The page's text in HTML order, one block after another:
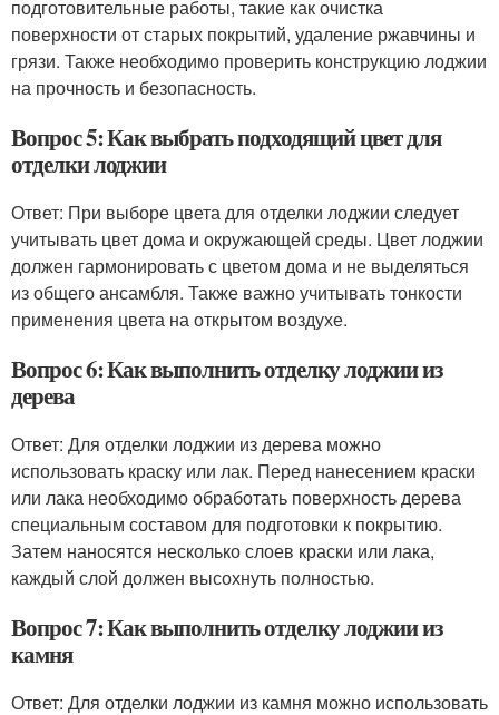
подготовительные работы, такие как очистка
поверхности от старых покрытий, удаление ржавчины и
грязи. Также необходимо проверить конструкцию лоджии
на прочность и безопасность.
Вопрос 5: Как выбрать подходящий цвет для
отделки лоджии
Ответ: При выборе цвета для отделки лоджии следует
учитывать цвет дома и окружающей среды. Цвет лоджии
должен гармонировать с цветом дома и не выделяться
из общего ансамбля. Также важно учитывать тонкости
применения цвета на открытом воздухе.
Вопрос 6: Как выполнить отделку лоджии из
дерева
Ответ: Для отделки лоджии из дерева можно
использовать краску или лак. Перед нанесением краски
или лака необходимо обработать поверхность дерева
специальным составом для подготовки к покрытию.
Затем наносятся несколько слоев краски или лака,
каждый слой должен высохнуть полностью.
Вопрос 7: Как выполнить отделку лоджии из
камня
Ответ: Для отделки лоджии из камня можно использовать